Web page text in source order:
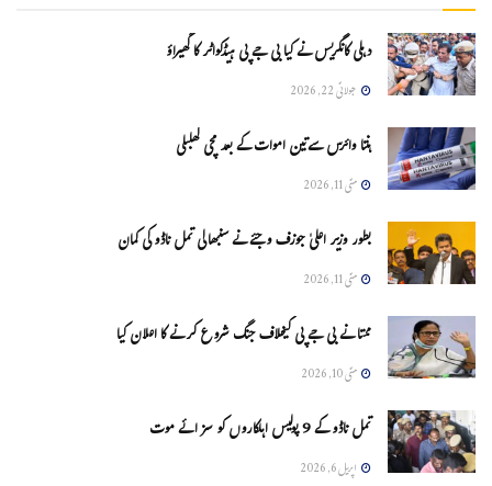
دہلی کانگریس نے کیا بی جے پی ہیڈکواٹر کا گھیراؤ
جولائی 22, 2026
ہنتا وائرس سےتین اموات کے بعد مچی کھلبلی
مئی 11, 2026
بطور وزیر اعلیٰ جوزف وجئے نے سنبھالی تمل ناڈو کی کمان
مئی 11, 2026
ممتا نے بی جے پی کیخلاف جنگ شروع کرنے کا اعلان کیا
مئی 10, 2026
تمل ناڈو کے 9 پولیس اہلکاروں کو سزائے موت
اپریل 6, 2026